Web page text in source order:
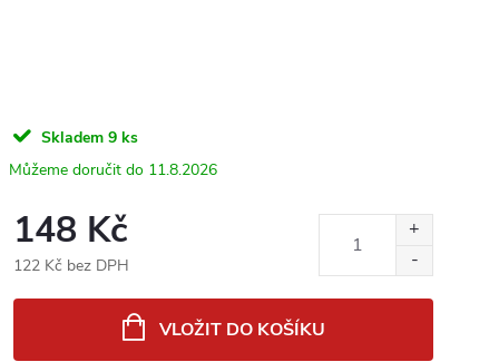
Skladem 9 ks
11.8.2026
148 Kč
122 Kč bez DPH
VLOŽIT DO KOŠÍKU